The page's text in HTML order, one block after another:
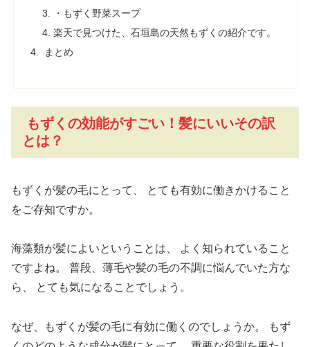
・もずく野菜スープ
楽天で見つけた、石垣島の天然もずくの紹介です。
まとめ
もずくの効能がすごい！髪にいいその訳
とは？
もずくが髪の毛にとって、
とても有効に働きかけること
をご存知ですか。
海藻類が髪によいということは、
よく知られていること
ですよね。
普段、薄毛や髪の毛の不調に悩んでいた方な
ら、
とても気になることでしょう。
なぜ、もずくが髪の毛に有効に働くのでしょうか。
もず